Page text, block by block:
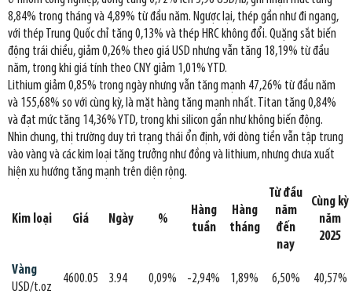
8,84% trong tháng và 4,89% từ đầu năm. Ngược lại, thép gần như đi ngang,
với thép Trung Quốc chỉ tăng 0,13% và thép HRC không đổi. Quặng sắt biến
động trái chiều, giảm 0,26% theo giá USD nhưng vẫn tăng 18,19% từ đầu
năm, trong khi giá tính theo CNY giảm 1,01% YTD.
Lithium giảm 0,85% trong ngày nhưng vẫn tăng mạnh 47,26% từ đầu năm
và 155,68% so với cùng kỳ, là mặt hàng tăng mạnh nhất. Titan tăng 0,84%
và đạt mức tăng 14,36% YTD, trong khi silicon gần như không biến động.
Nhìn chung, thị trường duy trì trạng thái ổn định, với dòng tiền vẫn tập trung
vào vàng và các kim loại tăng trưởng như đồng và lithium, nhưng chưa xuất
hiện xu hướng tăng mạnh trên diện rộng.
Kim loại Giá Ngày %
Hàng
tuần
Hàng
tháng
Từ đầu
năm
đến
nay
Cùng kỳ
năm
2025
Vàng
USD/t.oz
4600.05 3.94 0,09% -2,94% 1,89% 6,50% 40,57%